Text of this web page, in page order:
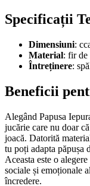
Specificații
Dimensiuni:
Material: fir de
Întreținere:
Beneficii
Alegând Papusa
jucărie care nu doar
joacă. Datorită
tu poți adapta păpușa
Aceasta este o
sociale și emoționale
încredere.